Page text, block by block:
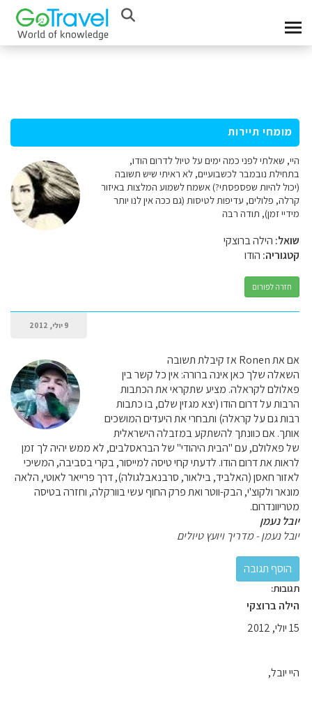
מומחי תיירות
היי, שאלתי לפני כמה ימים על טיול לדרום הודו,
בתחילת נובמבר לכשבועיים, לא ראיתי שיש תשובה
(יכול להיות שפספסתי?) אשמח לשמוע המלצות באיזור
קרלה, פלולים, עדיפות לטיסות (גם ככה אין לנו יותר
מידיי זמן), תודה רבה
שואל: הילה ברוצקי
קטגוריה: הודו
חזרה לפורום
9 יולי, 2012
אם את Ronen אז קיבלת תשובה
השאלה שלך כאן אינה ברורה: אין כל קשר בין
פאלולם לקראלה. מציע שתקראי את הכתבות
הרבות על דרום הודו (יצא מגזין שלם, בו כתבות
רבות גם על קראלה) ותבחרי את היעדים המושכים
אותך. אם כוונתך להשתקע במזבלה הישראלית
של פאלולם, עם "הבית היהודי" של הבראסלבים, לא ממש יהיה לך זמן
לראות את דרום הודו. לדעתי קחי טיסה למייסור, בקרי בסביבה, המשיכי
לאזור חאסן (האלביד, בילאור, סרבנאבלגולה), דרך פרייאר לאוטי, הלאה
מונאר ולקוצ'י, הבק-ווטר ואת פרק החוף עשי בוורקלה, וחזרה בטיסה
מטריוונדרום.
יובל נעמן
יובל נעמן - מדריך ויועץ טיולים
תגובות:
הילה ברוצקי
15 יולי, 2012
היי יובל,